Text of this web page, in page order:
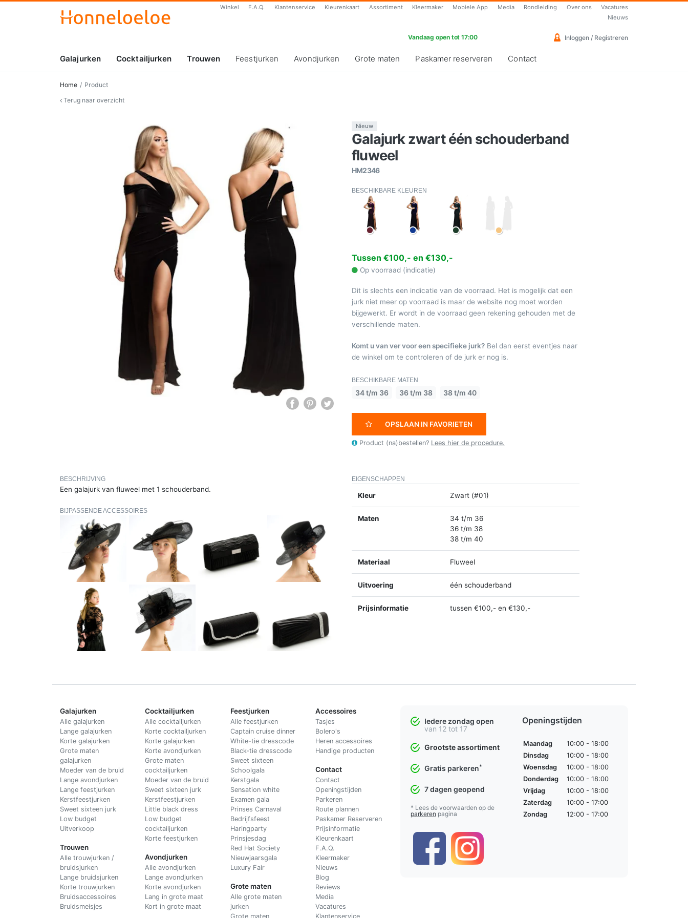
Winkel F.A.Q. Klantenservice Kleurenkaart Assortiment Kleermaker Mobiele App Media Rondleiding Over ons
Vacatures
Nieuws
Vandaag open tot 17:00 Inloggen / Registreren
Galajurken Cocktailjurken Trouwen Feestjurken Avondjurken Grote maten Paskamer reserveren Contact
Home
Product
Terug naar overzicht
Nieuw
Galajurk zwart één schouderband
fluweel
HM2346
BESCHIKBARE KLEUREN
Tussen €100,- en €130,-
Op voorraad (indicatie)
Dit is slechts een indicatie van de voorraad. Het is mogelijk dat een
jurk niet meer op voorraad is maar de website nog moet worden
bijgewerkt. Er wordt in de voorraad geen rekening gehouden met de
verschillende maten.
Komt u van ver voor een specifieke jurk? Bel dan eerst eventjes naar
de winkel om te controleren of de jurk er nog is.
BESCHIKBARE MATEN
34 t/m 36 36 t/m 38 38 t/m 40
OPSLAAN IN FAVORIETEN
Product (na)bestellen? Lees hier de procedure.
BESCHRIJVING
Een galajurk van fluweel met 1 schouderband.
BIJPASSENDE ACCESSOIRES
EIGENSCHAPPEN
Kleur Zwart (#01)
Maten
34 t/m 36
36 t/m 38
38 t/m 40
Materiaal Fluweel
Uitvoering één schouderband
Prijsinformatie tussen €100,- en €130,-
Galajurken
Alle galajurken
Lange galajurken
Korte galajurken
Grote maten
galajurken
Moeder van de bruid
Lange avondjurken
Lange feestjurken
Kerstfeestjurken
Sweet sixteen jurk
Low budget
Uitverkoop
Trouwen
Alle trouwjurken /
bruidsjurken
Lange bruidsjurken
Korte trouwjurken
Bruidsaccessoires
Bruidsmeisjes
Cocktailjurken
Alle cocktailjurken
Korte cocktailjurken
Korte galajurken
Korte avondjurken
Grote maten
cocktailjurken
Moeder van de bruid
Sweet sixteen jurk
Kerstfeestjurken
Little black dress
Low budget
cocktailjurken
Korte feestjurken
Avondjurken
Alle avondjurken
Lange avondjurken
Korte avondjurken
Lang in grote maat
Kort in grote maat
Feestjurken
Alle feestjurken
Captain cruise dinner
White-tie dresscode
Black-tie dresscode
Sweet sixteen
Schoolgala
Kerstgala
Sensation white
Examen gala
Prinses Carnaval
Bedrijfsfeest
Haringparty
Prinsjesdag
Red Hat Society
Nieuwjaarsgala
Luxury Fair
Grote maten
Alle grote maten
jurken
Grote maten
Accessoires
Tasjes
Bolero's
Heren accessoires
Handige producten
Contact
Contact
Openingstijden
Parkeren
Route plannen
Paskamer Reserveren
Prijsinformatie
Kleurenkaart
F.A.Q.
Kleermaker
Nieuws
Blog
Reviews
Media
Vacatures
Klantenservice
Iedere zondag open
van 12 tot 17
Grootste assortiment
Gratis parkeren*
7 dagen geopend
* Lees de voorwaarden op de
parkeren pagina
Openingstijden
Maandag
10:00 - 18:00
Dinsdag
10:00 - 18:00
Woensdag
10:00 - 18:00
Donderdag
10:00 - 18:00
Vrijdag
10:00 - 18:00
Zaterdag
10:00 - 17:00
Zondag
12:00 - 17:00